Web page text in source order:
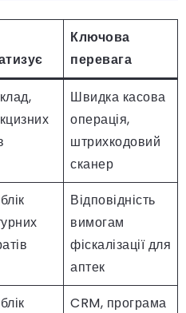
Ключова
перевага
Швидка касова
операція,
штрихкодовий
сканер
Відповідність
вимогам
фіскалізації для
аптек
CRM, програма